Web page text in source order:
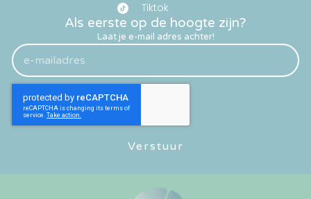
Als eerste op de hoogte zijn?
Laat je e-mail adres achter!
Verstuur
Tiktok